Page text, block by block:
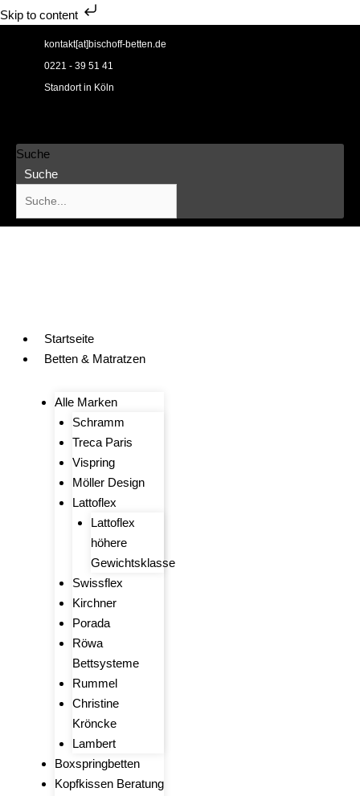
Skip to content
kontakt[at]bischoff-betten.de
0221 - 39 51 41
Standort in Köln
Suche
Suche
Startseite
Betten & Matratzen
Alle Marken
Schramm
Treca Paris
Vispring
Möller Design
Lattoflex
Lattoflex
höhere
Gewichtsklasse
Swissflex
Kirchner
Porada
Röwa
Bettsysteme
Rummel
Christine
Kröncke
Lambert
Boxspringbetten
Kopfkissen Beratung